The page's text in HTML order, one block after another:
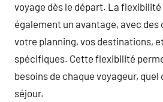
voyage dès le départ. La
également un avantage, avec des
votre planning, vos destinations,
spécifiques. Cette flexibilité
besoins de chaque voyageur, quel
séjour.